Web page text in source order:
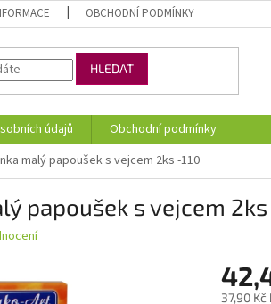
OBCHODNÍ PODMÍNKY
HLEDAT
údajů
Obchodní podmínky
malý papoušek s vejcem 2ks -110
papoušek s vejcem 2ks
37,90 Kč